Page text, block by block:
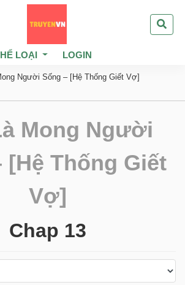
LOẠI LOGIN
Người Sống – [Hệ Thống Giết Vợ]
Mong Người
[Hệ Thống Giết
Vợ]
Chap 13